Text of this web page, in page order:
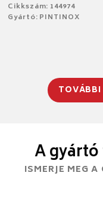
Cikkszám: 144974
Gyártó: PINTINOX
TOVÁBBI
A
ISMERJE MEG